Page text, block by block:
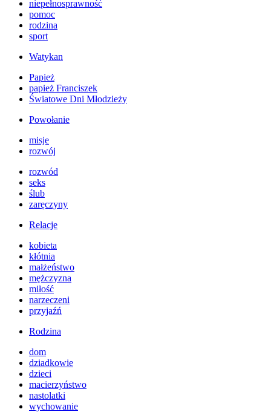
niepełnosprawność
pomoc
rodzina
sport
Watykan
Papież
papież Franciszek
Światowe Dni Młodzieży
Powołanie
misje
rozwój
rozwód
seks
ślub
zaręczyny
Relacje
kobieta
kłótnia
małżeństwo
mężczyzna
miłość
narzeczeni
przyjaźń
Rodzina
dom
dziadkowie
dzieci
macierzyństwo
nastolatki
wychowanie